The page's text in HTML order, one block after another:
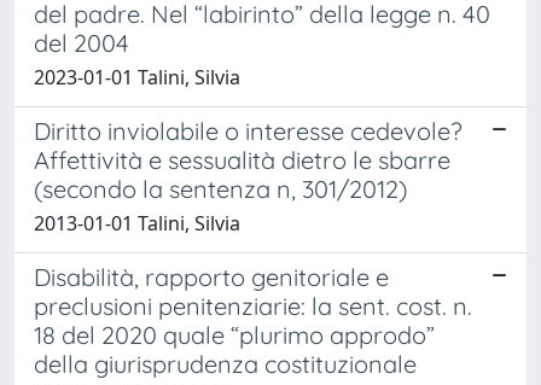
del padre. Nel “labirinto” della legge n. 40
del 2004
2023-01-01 Talini, Silvia
Diritto inviolabile o interesse cedevole?
Affettività e sessualità dietro le sbarre
(secondo la sentenza n, 301/2012)
2013-01-01 Talini, Silvia
Disabilità, rapporto genitoriale e
preclusioni penitenziarie: la sent. cost. n.
18 del 2020 quale “plurimo approdo”
della giurisprudenza costituzionale